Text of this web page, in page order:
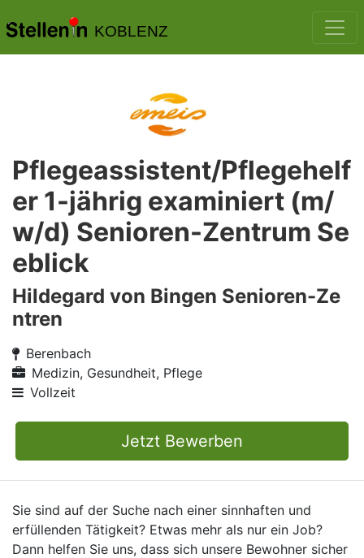
KOBLENZ
Pflegeassistent/Pflegehelf
er 1-jährig examiniert (m/
w/d) Senioren-Zentrum Se
eblick
Hildegard von Bingen Senioren-Ze
ntren
Berenbach
Medizin, Gesundheit, Pflege
Vollzeit
Jetzt Bewerben
Sie sind auf der Suche nach einer sinnhaften und
erfüllenden Tätigkeit? Etwas mehr als nur ein Job?
Dann helfen Sie uns, dass sich unsere Bewohner sicher